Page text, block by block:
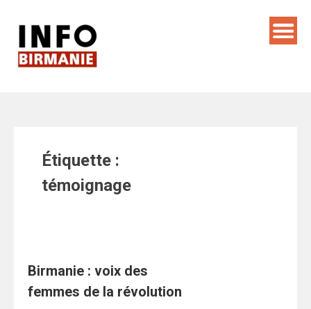
Étiquette :
témoignage
Birmanie : voix des
femmes de la révolution